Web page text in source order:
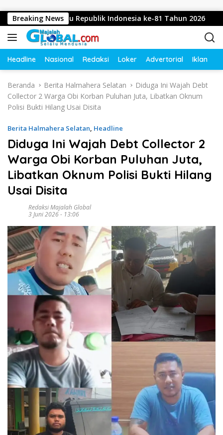
Breaking News
Dirgahayu Republik Indonesia ke-81 Tahun 2026
Headline Nasional Redaksi Loker Advertorial Iklan
Beranda Berita Halmahera Selatan
Diduga Ini Wajah Debt
Collector 2 Warga Obi Korban Puluhan Juta, Libatkan Oknum
Polisi Bukti Hilang Usai Disita
Berita Halmahera Selatan, Headline
Diduga Ini Wajah Debt Collector 2
Warga Obi Korban Puluhan Juta,
Libatkan Oknum Polisi Bukti Hilang
Usai Disita
Redaksi Majalah Global
3 Juni 2026 - 13:06